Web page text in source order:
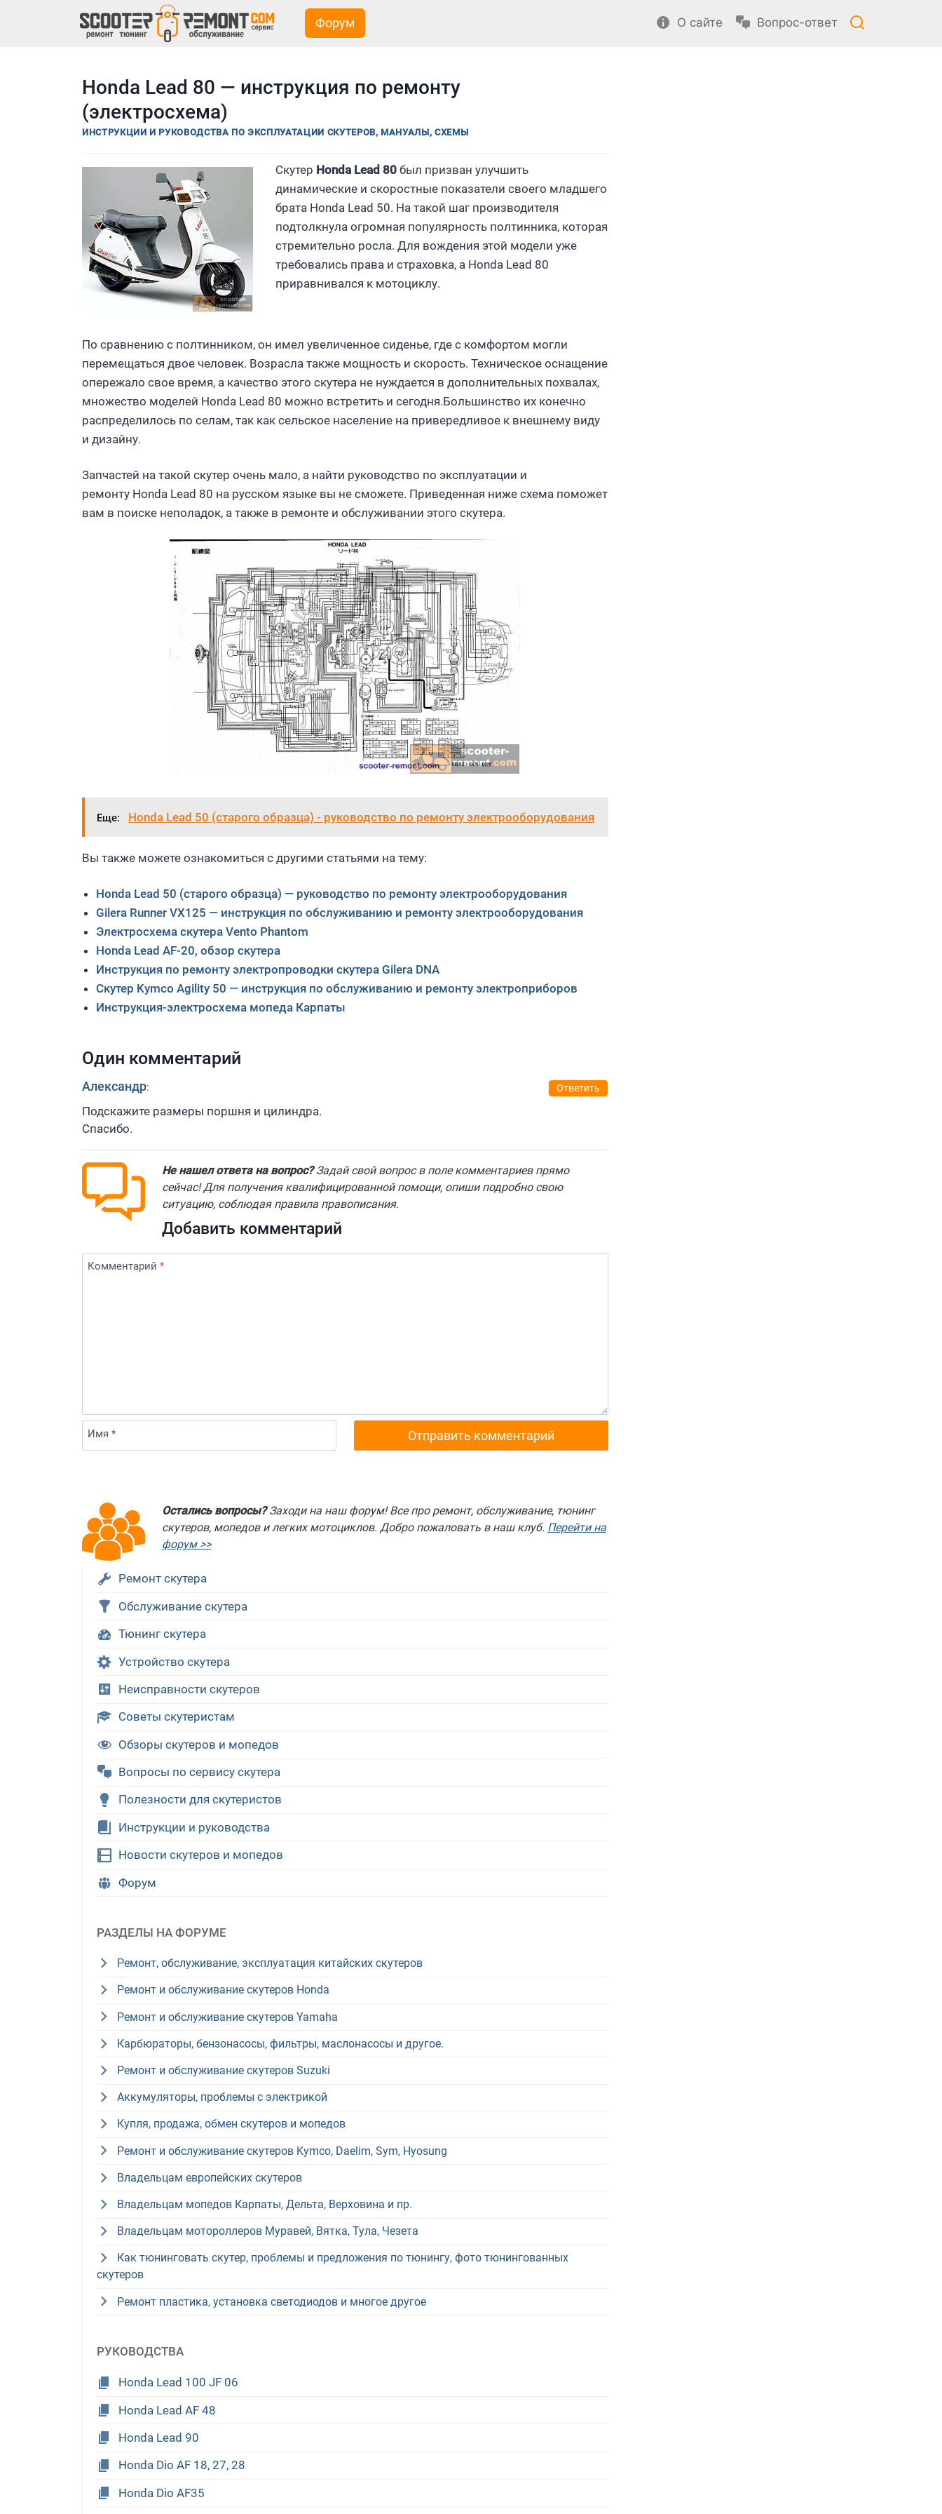
Форум О сайте Вопрос-ответ
Honda Lead 80 — инструкция по ремонту
(электросхема)
ИНСТРУКЦИИ И РУКОВОДСТВА ПО ЭКСПЛУАТАЦИИ СКУТЕРОВ, МАНУАЛЫ, СХЕМЫ
Скутер Honda Lead 80 был призван улучшить
динамические и скоростные показатели своего младшего
брата Honda Lead 50. На такой шаг производителя
подтолкнула огромная популярность полтинника, которая
стремительно росла. Для вождения этой модели уже
требовались права и страховка, а Honda Lead 80
приравнивался к мотоциклу.
По сравнению с полтинником, он имел увеличенное сиденье, где с комфортом могли
перемещаться двое человек. Возрасла также мощность и скорость. Техническое оснащение
опережало свое время, а качество этого скутера не нуждается в дополнительных похвалах,
множество моделей Honda Lead 80 можно встретить и сегодня.Большинство их конечно
распределилось по селам, так как сельское население на привередливое к внешнему виду
и дизайну.
Запчастей на такой скутер очень мало, а найти руководство по эксплуатации и
ремонту Honda Lead 80 на русском языке вы не сможете. Приведенная ниже схема поможет
вам в поиске неполадок, а также в ремонте и обслуживании этого скутера.
Еще: Honda Lead 50 (старого образца) - руководство по ремонту электрооборудования
Вы также можете ознакомиться с другими статьями на тему:
Honda Lead 50 (старого образца) — руководство по ремонту электрооборудования
Gilera Runner VX125 — инструкция по обслуживанию и ремонту электрооборудования
Электросхема скутера Vento Phantom
Honda Lead AF-20, обзор скутера
Инструкция по ремонту электропроводки скутера Gilera DNA
Скутер Kymco Agility 50 — инструкция по обслуживанию и ремонту электроприборов
Инструкция-электросхема мопеда Карпаты
Один комментарий
Александр:
Подскажите размеры поршня и цилиндра.
Спасибо.
Ответить
Не нашел ответа на вопрос?Задай свой вопрос в поле комментариев прямо
сейчас! Для получения квалифицированной помощи, опиши подробно свою
ситуацию, соблюдая правила правописания.
Добавить комментарий
Комментарий *
Имя *
Остались вопросы?Заходи на наш форум! Все про ремонт, обслуживание, тюнинг
скутеров, мопедов и легких мотоциклов. Добро пожаловать в наш клуб. Перейти на
форум >>
Ремонт скутера
Обслуживание скутера
Тюнинг скутера
Устройство скутера
Неисправности скутеров
Советы скутеристам
Обзоры скутеров и мопедов
Вопросы по сервису скутера
Полезности для скутеристов
Инструкции и руководства
Новости скутеров и мопедов
Форум
РАЗДЕЛЫ НА ФОРУМЕ
Ремонт, обслуживание, эксплуатация китайских скутеров
Ремонт и обслуживание скутеров Honda
Ремонт и обслуживание скутеров Yamaha
Карбюраторы, бензонасосы, фильтры, маслонасосы и другое.
Ремонт и обслуживание скутеров Suzuki
Аккумуляторы, проблемы с электрикой
Купля, продажа, обмен скутеров и мопедов
Ремонт и обслуживание скутеров Kymco, Daelim, Sym, Hyosung
Владельцам европейских скутеров
Владельцам мопедов Карпаты, Дельта, Верховина и пр.
Владельцам мотороллеров Муравей, Вятка, Тула, Чезета
Как тюнинговать скутер, проблемы и предложения по тюнингу, фото тюнингованных
скутеров
Ремонт пластика, установка светодиодов и многое другое
РУКОВОДСТВА
Honda Lead 100 JF 06
Honda Lead AF 48
Honda Lead 90
Honda Dio AF 18, 27, 28
Honda Dio AF35